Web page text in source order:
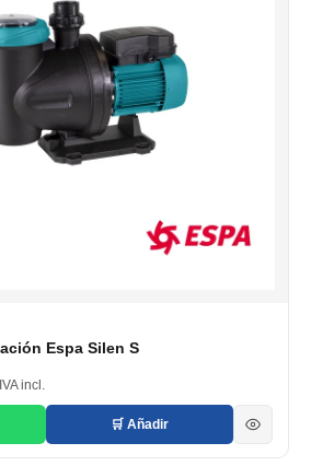
Espa Silen S
IVA incl.
🛒 Añadir